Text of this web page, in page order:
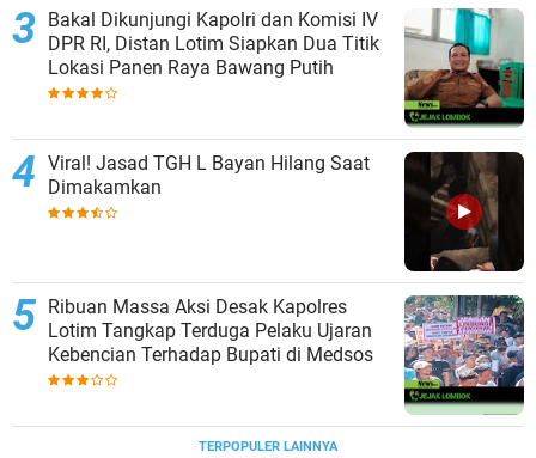
Bakal Dikunjungi Kapolri dan Komisi IV
DPR RI, Distan Lotim Siapkan Dua Titik
Lokasi Panen Raya Bawang Putih
Viral! Jasad TGH L Bayan Hilang Saat
Dimakamkan
Ribuan Massa Aksi Desak Kapolres
Lotim Tangkap Terduga Pelaku Ujaran
Kebencian Terhadap Bupati di Medsos
TERPOPULER LAINNYA